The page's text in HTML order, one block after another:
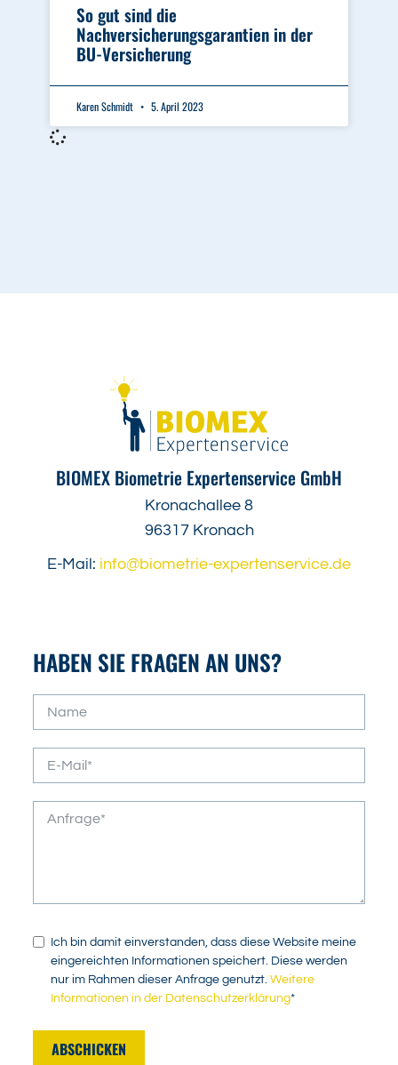
So gut sind die
Nachversicherungsgarantien in der
BU-Versicherung
Karen Schmidt 5. April 2023
BIOMEX Biometrie Expertenservice GmbH
Kronachallee 8
96317 Kronach
E-Mail: info@biometrie-expertenservice.de
HABEN SIE FRAGEN AN UNS?
Ich bin damit einverstanden, dass diese Website meine
eingereichten Informationen speichert. Diese werden
nur im Rahmen dieser Anfrage genutzt.Weitere
Informationen in der Datenschutzerklärung*
ABSCHICKEN